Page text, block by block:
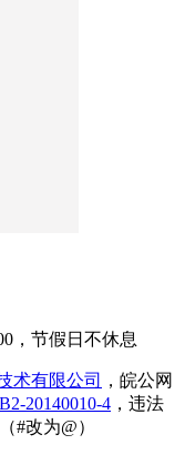
，节假日不休息
术有限公司
，皖公网
20140010-4 ，违法
#改为@）